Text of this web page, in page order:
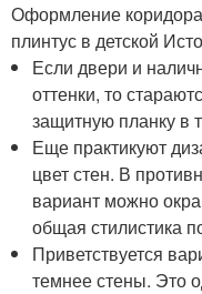
Оформление
плинтус в детской
Если двери и
оттенки, то
защитную планку в
Еще практикуют
цвет стен. В
вариант можно
общая стилистика
Приветствуется
темнее стены. Это